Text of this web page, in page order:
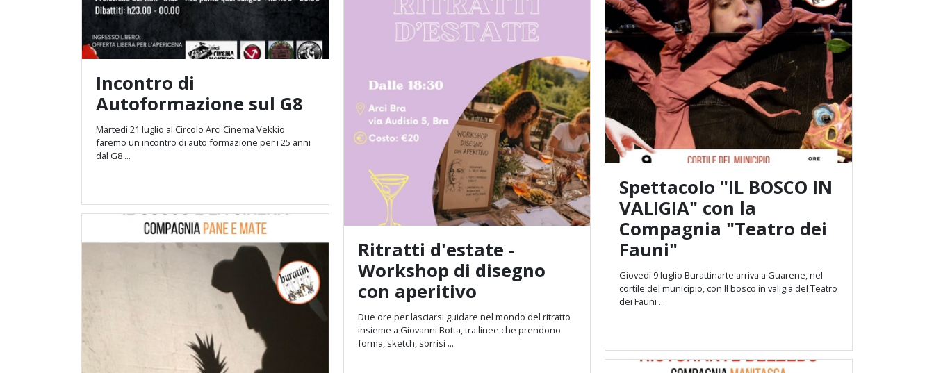
Incontro di
Autoformazione sul G8
Martedì 21 luglio al Circolo Arci Cinema Vekkio
faremo un incontro di auto formazione per i 25 anni
dal G8 ...
Ritratti d'estate -
Workshop di disegno
con aperitivo
Due ore per lasciarsi guidare nel mondo del ritratto
insieme a Giovanni Botta, tra linee che prendono
forma, sketch, sorrisi ...
Spettacolo "IL BOSCO IN
VALIGIA" con la
Compagnia "Teatro dei
Fauni"
Giovedì 9 luglio Burattinarte arriva a Guarene, nel
cortile del municipio, con Il bosco in valigia del Teatro
dei Fauni ...